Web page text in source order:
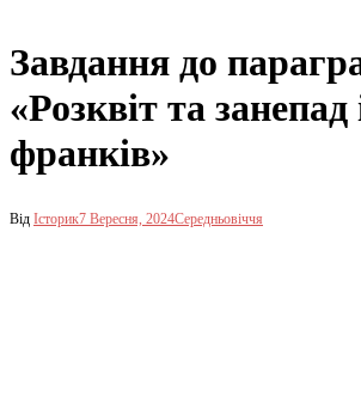
Завдання до
«Розквіт та занепад
франків»
Від Історик7 Вересня, 2024Середньовіччя